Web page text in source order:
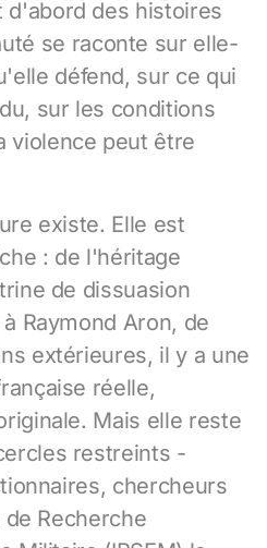
des histoires
se raconte sur elle-
défend, sur ce qui
sur les conditions
violence peut être
existe. Elle est
: de l'héritage
de dissuasion
Raymond Aron, de
extérieures, il y a une
réelle,
Mais elle reste
restreints -
chercheurs
Recherche